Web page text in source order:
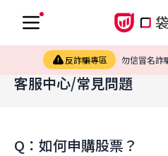
反詐騙專區 勿信冒名詐
客服中心/常見問題
Q：如何申購股票？